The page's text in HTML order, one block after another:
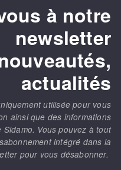
à notre
newsletter
actualités
utilisée pour vous
ainsi que des informations
Vous pouvez à tout
intégré dans la
pour vous désabonner.